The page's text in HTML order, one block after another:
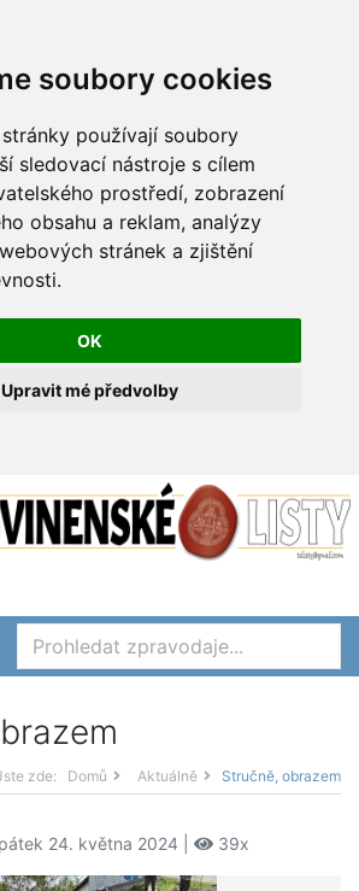
soubory cookies
používají soubory
sledovací nástroje s cílem
prostředí, zobrazení
obsahu a reklam, analýzy
stránek a zjištění
OK
Upravit mé předvolby
zde: Domů Aktuálně Stručně, obrazem
24. května 2024 | 39x